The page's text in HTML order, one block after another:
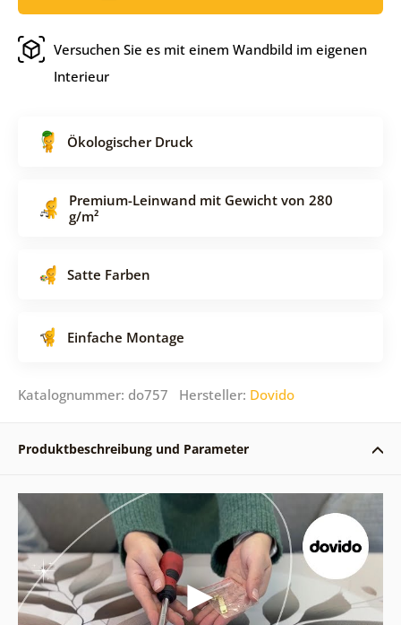
Versuchen Sie es mit einem Wandbild im eigenen
Interieur
Ökologischer Druck
Premium-Leinwand mit Gewicht von 280
g/m²
Satte Farben
Einfache Montage
Katalognummer: do757 Hersteller: Dovido
Produktbeschreibung und Parameter